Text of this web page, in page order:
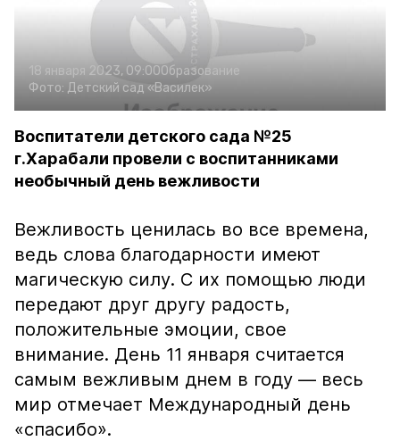
18 января 2023, 09:00Образование
Фото: Детский сад «Василек»
Воспитатели детского сада №25
г.Харабали провели с воспитанниками
необычный день вежливости
Вежливость ценилась во все времена,
ведь слова благодарности имеют
магическую силу. С их помощью люди
передают друг другу радость,
положительные эмоции, свое
внимание. День 11 января считается
самым вежливым днем в году — весь
мир отмечает Международный день
«спасибо».